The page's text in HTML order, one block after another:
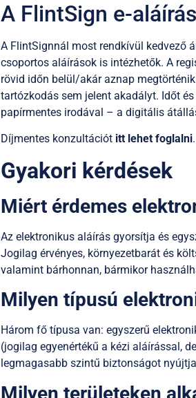
A FlintSign e-
A FlintSignnál most rendkívül kedvező
csoportos aláírások is intézhetők. A
rövid időn belül/akár aznap
tartózkodás sem jelent akadályt. Időt
papírmentes irodával – a digitális
Díjmentes konzultációt itt lehet foglalni.
Gyakori kérdések
Miért érdemes
Az elektronikus aláírás gyorsítja és
Jogilag érvényes, környezetbarát és
valamint bárhonnan, bármikor
Milyen típusú
Három fő típusa van: egyszerű
(jogilag egyenértékű a kézi aláírással,
legmagasabb szintű biztonságot
Milyen területeken